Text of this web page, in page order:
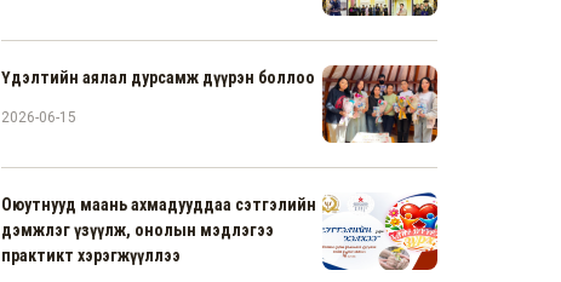
Үдэлтийн аялал дурсамж дүүрэн боллоо
2026-06-15
Оюутнууд маань ахмадууддаа сэтгэлийн
дэмжлэг үзүүлж, онолын мэдлэгээ
практикт хэрэгжүүллээ